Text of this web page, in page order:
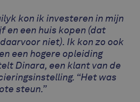
kon ik investeren in mijn
en een huis kopen (dat
niet). Ik kon zo ook
een hogere opleiding
Dinara, een klant van de
“Het was
steun.”